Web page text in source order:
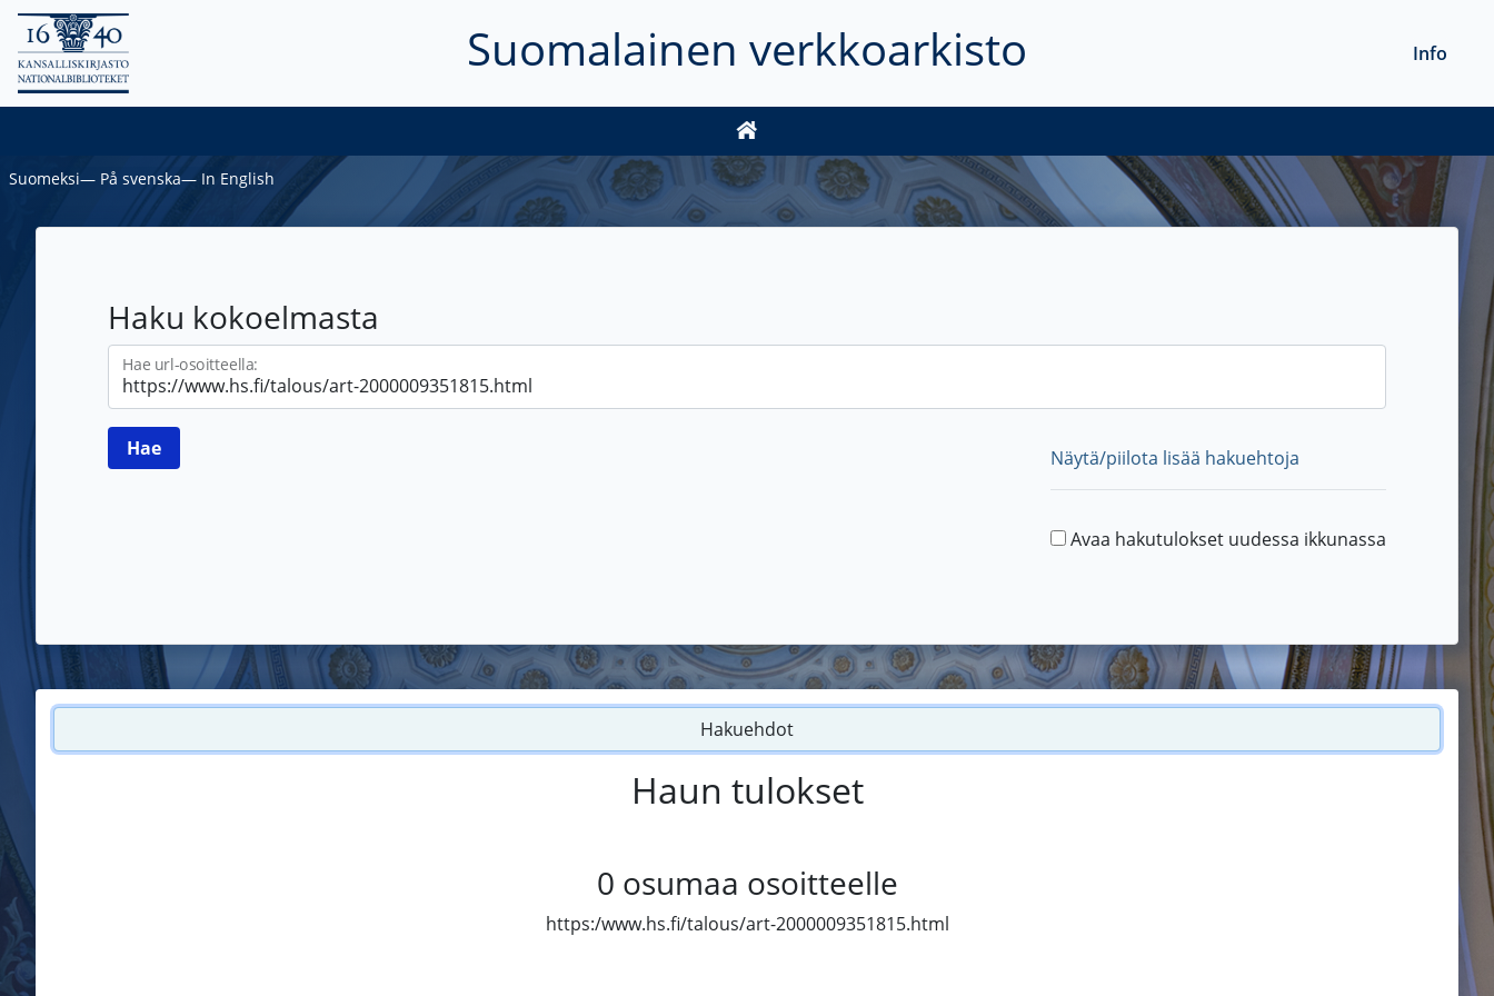
Suomalainen verkkoarkisto Info
Suomeksi― På svenska― In English
Haku kokoelmasta
Hae url-osoitteella:
Näytä/piilota lisää hakuehtoja
Avaa hakutulokset uudessa ikkunassa
Hakuehdot
Haun tulokset
0 osumaa osoitteelle
https:/www.hs.fi/talous/art-2000009351815.html